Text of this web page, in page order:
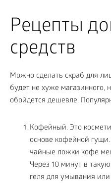
Рецепты
средств
Можно сделать скраб для
будет не хуже магазинного,
обойдется дешевле.
Кофейный. Это
основе кофейной
чайные ложки кофе
Через 10 минут в
геля для умывания